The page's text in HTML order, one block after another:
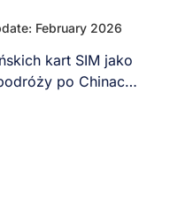
February 2026
kart SIM jako
po Chinach.